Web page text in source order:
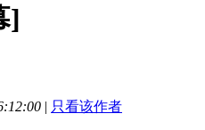
]
| 只看该作者